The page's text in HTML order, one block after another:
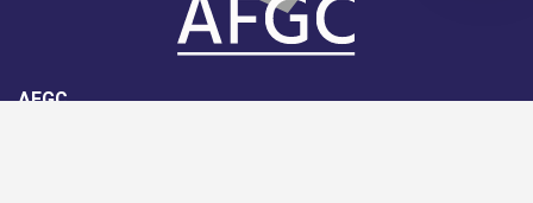
AFGC